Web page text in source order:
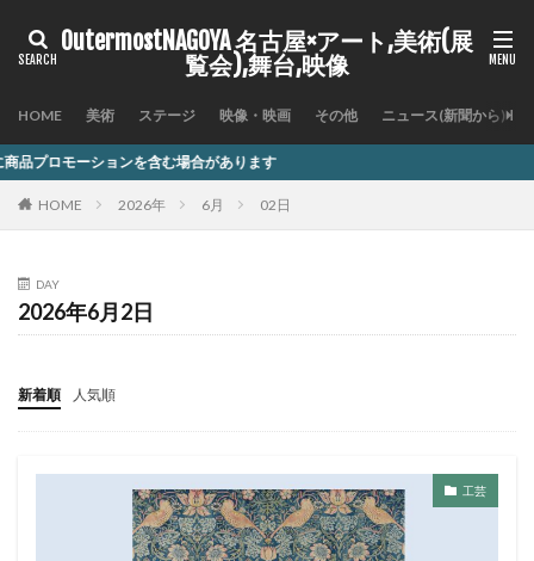
OutermostNAGOYA 名古屋×アート,美術(展
覧会),舞台,映像
HOME 美術 ステージ 映像・映画 その他 ニュース(新聞から)
含む場合があります
HOME 2026年 6月 02日
DAY
2026年6月2日
新着順 人気順
工芸